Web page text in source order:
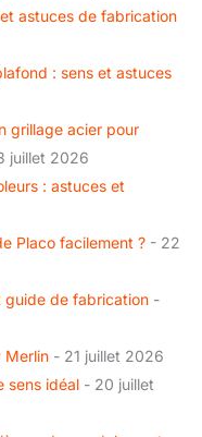
astuces de fabrication
: sens et astuces
grillage acier pour
juillet 2026
: astuces et
Placo facilement ? - 22
guide de fabrication -
Merlin - 21 juillet 2026
sens idéal - 20 juillet